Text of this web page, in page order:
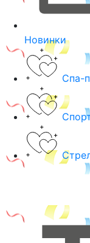
Новинки
Спа-